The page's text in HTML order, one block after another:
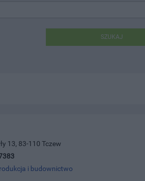
SZUKAJ
13, 83-110 Tczew
i budownictwo